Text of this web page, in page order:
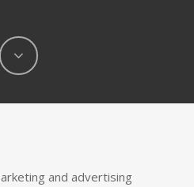
and advertising